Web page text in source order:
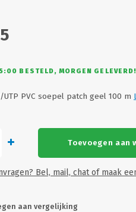
BESTELD, MORGEN GELEVERD!
UTP PVC soepel patch geel 100 m
Toevoegen aan
Bel, mail, chat of maak
aan vergelijking